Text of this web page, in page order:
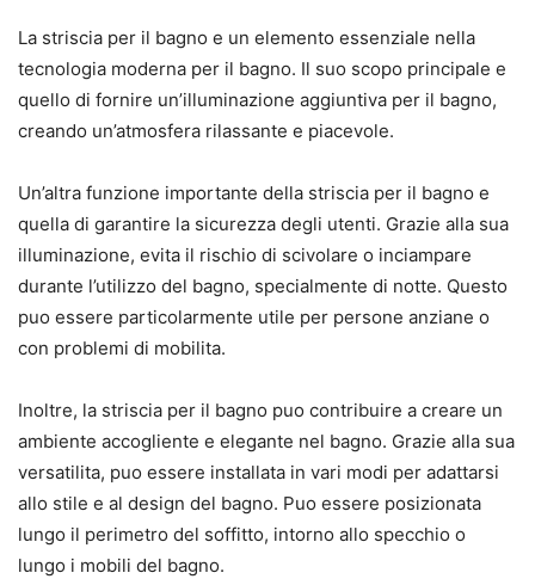
La striscia per il bagno e un elemento essenziale nella
tecnologia moderna per il bagno. Il suo scopo principale e
quello di fornire un’illuminazione aggiuntiva per il bagno,
creando un’atmosfera rilassante e piacevole.
Un’altra funzione importante della striscia per il bagno e
quella di garantire la sicurezza degli utenti. Grazie alla sua
illuminazione, evita il rischio di scivolare o inciampare
durante l’utilizzo del bagno, specialmente di notte. Questo
puo essere particolarmente utile per persone anziane o
con problemi di mobilita.
Inoltre, la striscia per il bagno puo contribuire a creare un
ambiente accogliente e elegante nel bagno. Grazie alla sua
versatilita, puo essere installata in vari modi per adattarsi
allo stile e al design del bagno. Puo essere posizionata
lungo il perimetro del soffitto, intorno allo specchio o
lungo i mobili del bagno.